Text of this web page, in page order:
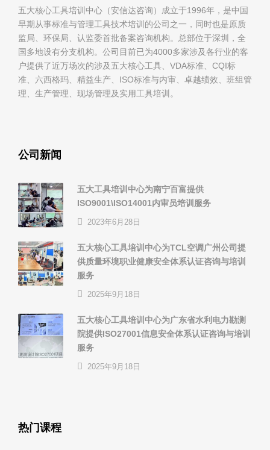
五大核心工具培训中心（安信达咨询）成立于1996年，是中国
早期从事标准与管理工具技术培训的公司之一，同时也是原质
监局、环保局、认监委首批备案咨询机构。总部位于深圳，全
国多地设有分支机构。公司目前已为4000多家涉及各行业的客
户提供了近万场次的涉及五大核心工具、VDA标准、CQI标
准、六西格玛、精益生产、ISO标准与内审、卓越绩效、班组管
理、生产管理、现场管理及实用工具培训。
公司新闻
五大工具培训中心为南宁百富提供
ISO9001\ISO14001内审员培训服务
2023年6月28日
五大核心工具培训中心为TCL空调广州公司提
供质量环境职业健康安全体系认证咨询与培训
服务
2025年9月18日
五大核心工具培训中心为广东省水利电力勘测
院提供ISO27001信息安全体系认证咨询与培训
服务
2025年9月18日
热门课程